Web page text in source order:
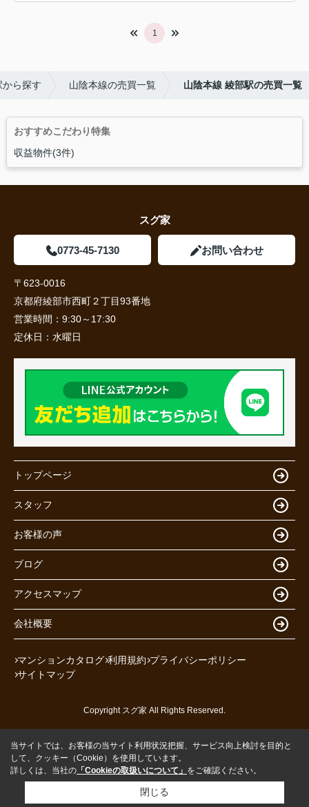
1
ら探す 山陰本線の売買一覧 山陰本線 綾部駅の売買一覧
おすすめこだわり特集
収益物件(3件)
スグ家
0773-45-7130 お問い合わせ
〒623-0016
京都府綾部市西町２丁目93番地
営業時間： 9:30～17:30
定休日： 水曜日
トップページ
スタッフ
お客様の声
ブログ
アクセスマップ
会社概要
マンションカタログ 利用規約 プライバシーポリシー
サイトマップ
Copyright スグ家 All Rights Reserved.
当サイトでは、お客様の当サイト利用状況把握、サービス向上検討を目的と
して、クッキー（Cookie）を使用しています。
詳しくは、当社の 「Cookieの取扱いについて」 をご確認ください。
閉じる